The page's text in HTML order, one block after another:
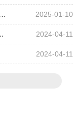
2025-01-10
程琳：认真学习贯彻学位法 切实加强国家安全学学位授予点建设
2024-04-11
科建设与人才培养
2024-04-11